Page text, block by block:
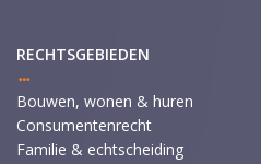
RECHTSGEBIEDEN
Bouwen, wonen & huren
Consumentenrecht
Familie & echtscheiding